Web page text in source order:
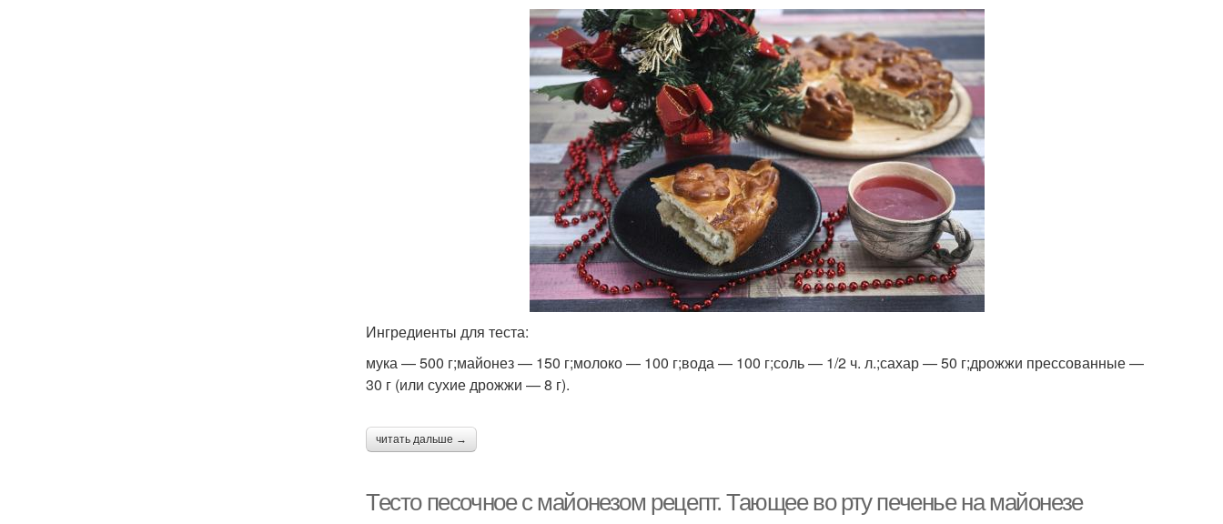
Ингредиенты для теста:
мука — 500 г;майонез — 150 г;молоко — 100 г;вода — 100 г;соль — 1/2 ч. л.;сахар — 50 г;дрожжи прессованные —
30 г (или сухие дрожжи — 8 г).
читать дальше →
Тесто песочное с майонезом рецепт. Тающее во рту печенье на майонезе